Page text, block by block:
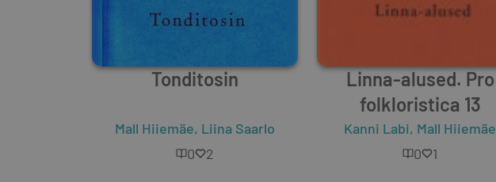
Tonditosin
Mall Hiiemäe, Liina Saarlo
0
2
Linna-alused. Pro
folkloristica 13
Kanni Labi, Mall Hiiemäe
0
1